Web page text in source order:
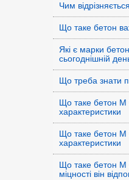
Чим
Що таке бетон
Які є марки
сьогоднішній
Що треба знати
Що таке бетон М
характеристики
Що таке бетон М
характеристики
Що таке бетон М
міцності він